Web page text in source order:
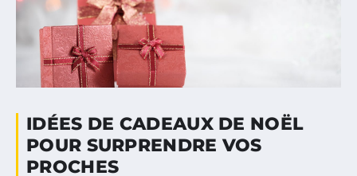
IDÉES DE CADEAUX DE NOËL
POUR SURPRENDRE VOS
PROCHES